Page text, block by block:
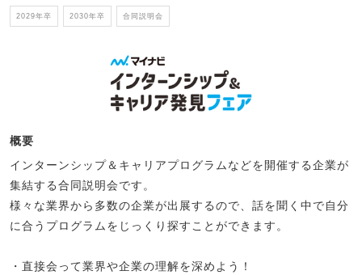
2029年卒 2030年卒 合同説明会
概要
インターンシップ＆キャリアプログラムなどを開催する企業が
集結する合同説明会です。
様々な業界から多数の企業が出展するので、話を聞く中で自分
に合うプログラムをじっくり探すことができます。
・直接会って業界や企業の理解を深めよう！